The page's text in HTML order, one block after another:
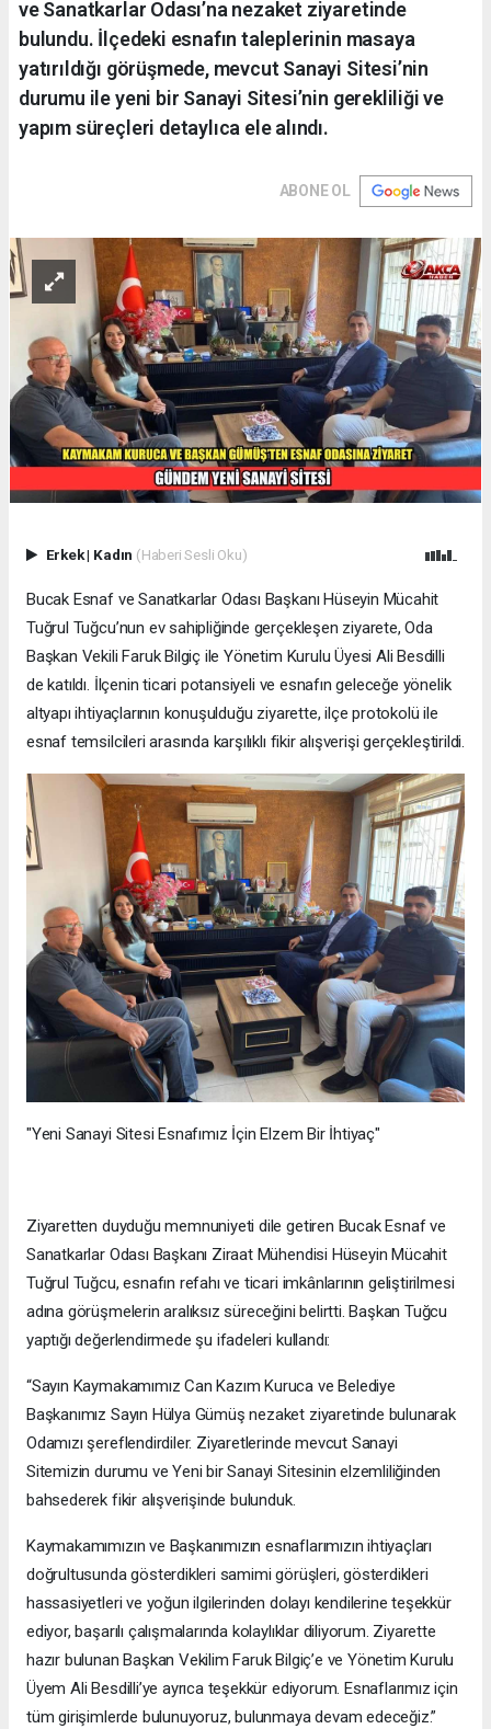
ve Sanatkarlar Odası’na nezaket ziyaretinde
bulundu. İlçedeki esnafın taleplerinin masaya
yatırıldığı görüşmede, mevcut Sanayi Sitesi’nin
durumu ile yeni bir Sanayi Sitesi’nin gerekliliği ve
yapım süreçleri detaylıca ele alındı.
ABONE OL
Erkek| Kadın (Haberi Sesli Oku)
Bucak Esnaf ve Sanatkarlar Odası Başkanı Hüseyin Mücahit
Tuğrul Tuğcu’nun ev sahipliğinde gerçekleşen ziyarete, Oda
Başkan Vekili Faruk Bilgiç ile Yönetim Kurulu Üyesi Ali Besdilli
de katıldı. İlçenin ticari potansiyeli ve esnafın geleceğe yönelik
altyapı ihtiyaçlarının konuşulduğu ziyarette, ilçe protokolü ile
esnaf temsilcileri arasında karşılıklı fikir alışverişi gerçekleştirildi.
"Yeni Sanayi Sitesi Esnafımız İçin Elzem Bir İhtiyaç"
Ziyaretten duyduğu memnuniyeti dile getiren Bucak Esnaf ve
Sanatkarlar Odası Başkanı Ziraat Mühendisi Hüseyin Mücahit
Tuğrul Tuğcu, esnafın refahı ve ticari imkânlarının geliştirilmesi
adına görüşmelerin aralıksız süreceğini belirtti. Başkan Tuğcu
yaptığı değerlendirmede şu ifadeleri kullandı:
“Sayın Kaymakamımız Can Kazım Kuruca ve Belediye
Başkanımız Sayın Hülya Gümüş nezaket ziyaretinde bulunarak
Odamızı şereflendirdiler. Ziyaretlerinde mevcut Sanayi
Sitemizin durumu ve Yeni bir Sanayi Sitesinin elzemliliğinden
bahsederek fikir alışverişinde bulunduk.
Kaymakamımızın ve Başkanımızın esnaflarımızın ihtiyaçları
doğrultusunda gösterdikleri samimi görüşleri, gösterdikleri
hassasiyetleri ve yoğun ilgilerinden dolayı kendilerine teşekkür
ediyor, başarılı çalışmalarında kolaylıklar diliyorum. Ziyarette
hazır bulunan Başkan Vekilim Faruk Bilgiç’e ve Yönetim Kurulu
Üyem Ali Besdilli’ye ayrıca teşekkür ediyorum. Esnaflarımız için
tüm girişimlerde bulunuyoruz, bulunmaya devam edeceğiz.”